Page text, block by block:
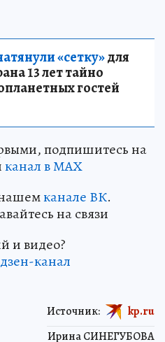
«сетку»для
13 лет тайно
гостей
подпишитесь на
канал в МАХ
канале ВК.
на связи
и видео?
дзен-канал
Ирина СИНЕГУБОВА
Источник: kp.ru